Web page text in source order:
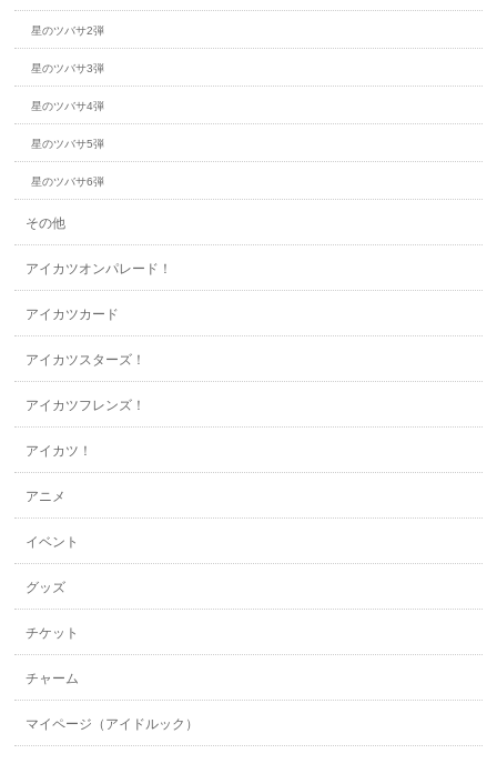
星のツバサ2弾
星のツバサ3弾
星のツバサ4弾
星のツバサ5弾
星のツバサ6弾
その他
アイカツオンパレード！
アイカツカード
アイカツスターズ！
アイカツフレンズ！
アイカツ！
アニメ
イベント
グッズ
チケット
チャーム
マイページ（アイドルック）